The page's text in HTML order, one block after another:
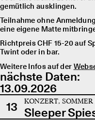
gemütlich ausklingen.
Teilnahme ohne
eine eigene Matte
Richtpreis CHF 15-20 auf
Twint oder in bar.
Weitere Infos auf der
nächste Daten:
13.09.2026
13
KONZERT,
Sleeper